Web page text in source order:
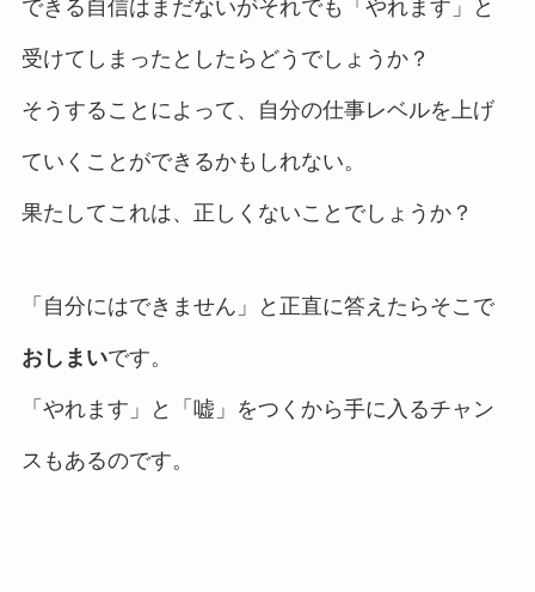
できる自信はまだないがそれでも「やれます」と
受けてしまったとしたらどうでしょうか？
そうすることによって、自分の仕事レベルを上げ
ていくことができるかもしれない。
果たしてこれは、正しくないことでしょうか？
「自分にはできません」と正直に答えたらそこで
おしまいです。
「やれます」と「嘘」をつくから手に入るチャン
スもあるのです。